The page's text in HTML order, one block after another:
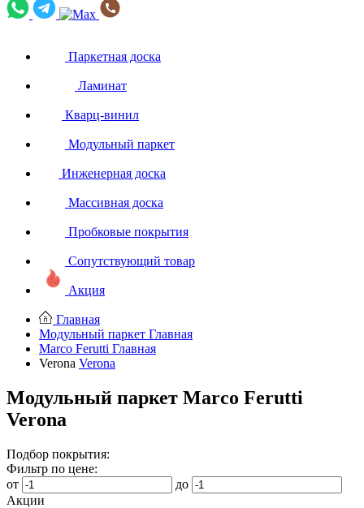
Паркетная доска
Ламинат
Кварц-винил
Модульный паркет
Инженерная доска
Массивная доска
Пробковые покрытия
Сопутствующий товар
Акция
Главная
Модульный паркет Главная
Marco Ferutti Главная
Verona Verona
Модульный паркет Marco Ferutti
Verona
Подбор покрытия:
Фильтр по цене:
от
до
Акции